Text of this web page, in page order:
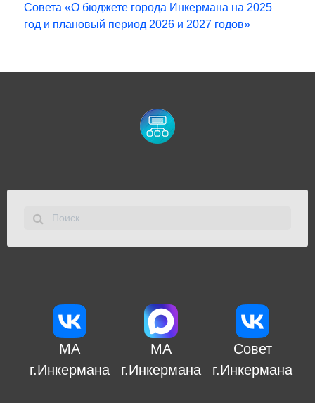
Совета «О бюджете города Инкермана на 2025
год и плановый период 2026 и 2027 годов»
МА
г.Инкермана
МА
г.Инкермана
Совет
г.Инкермана